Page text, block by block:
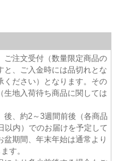
ご注文受付（数量限定商品の
と、ご入金時には品切れとな
ください）となります。その
生地入荷待ち商品に関しては
後、約2～3週間前後（各商品
以内）でのお届けを予定して
期間、年末年始は通常より
す。